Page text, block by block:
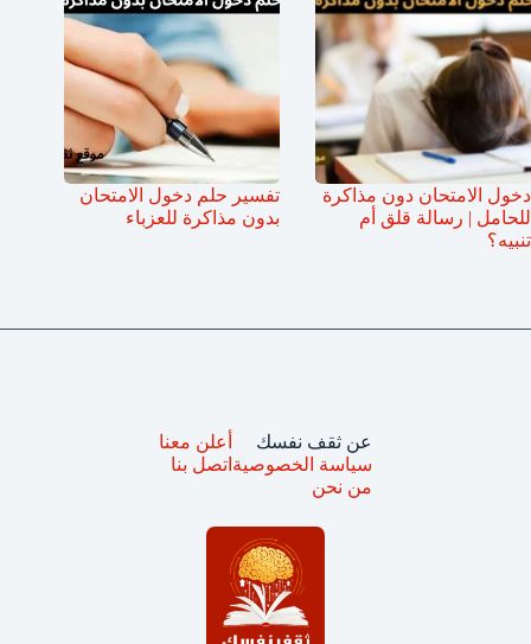
دخول الامتحان دون مذاكرة
للحامل | رسالة قلق أم
تنبيه؟
تفسير حلم دخول الامتحان
بدون مذاكرة للعزباء
عن ثقف نفسك
سياسة الخصوصية
من نحن
أعلن معنا
اتصل بنا